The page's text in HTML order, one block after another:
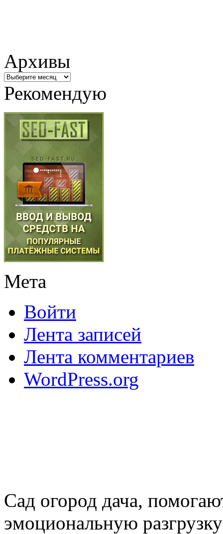
Архивы
Архивы
Рекомендую
Мета
Войти
Лента записей
Лента комментариев
WordPress.org
Сад огород дача,
эмоциональную